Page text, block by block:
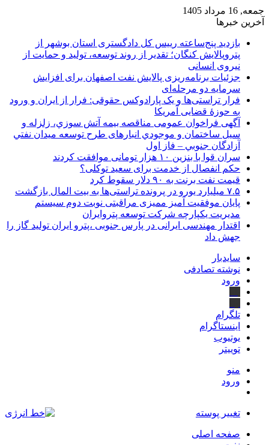
جمعه, 16 مرداد 1405
آخرین خبرها
بازدید پنج‌ساعته رییس کل دادگستری استان بوشهر از
پتروپالایش کنگان؛ تقدیر از روند توسعه، تولید و حمایت از
نیروی انسانی
جزئیات برنامه‌ریزی پالایش نفت اصفهان برای افزایش
سرمایه دو مرحله‌ای
فرار تراستی‌ها و یک پارادوکس حقوقی: فرار از ایران و ورود
به حوزۀ قضایی آمریکا
آگهی فراخوان عمومی مناقصه بيمه آتش سوزي، زلزله و
سیل ساختمان و موجودي انبارهای طرح توسعه ميدان نفتي
آزادگان جنوبي – فاز اول
سران قوا با بنزین ۱۰ هزار تومانی موافقت کردند
حکم انفصال از خدمت برای سعید توکلی؟
قیمت نفت برنت به ۹۰ دلار سقوط کرد
۷.۵ میلیارد یورو در پرونده تراستی‌ها به بیت المال بازگشت
پایان موفقیت آمیز ممیزی مراقبتی نوبت دوم سیستم
مدیریت یکپارچه شرکت توسعه پتروایران
اقتدار مهندسی ایرانی در پارس جنوبی ،پترو ایران تولید گاز را
جهش داد
سایدبار
نوشته تصادفی
ورود
تلگرام
اینستاگرام
یوتیوب
توییتر
منو
ورود
تغییر پوسته
صفحه اصلی